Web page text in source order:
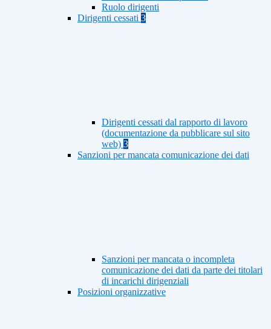
Ruolo dirigenti
Dirigenti cessati 3
Dirigenti cessati dal rapporto di lavoro
(documentazione da pubblicare sul sito
web) 3
Sanzioni per mancata comunicazione dei dati
Sanzioni per mancata o incompleta
comunicazione dei dati da parte dei titolari
di incarichi dirigenziali
Posizioni organizzative